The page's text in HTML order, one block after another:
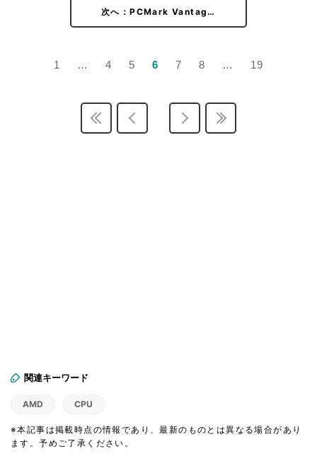
次へ：PCMark Vantag…
1 … 4 5 6 7 8 … 19
関連キーワード
AMD CPU
※本記事は掲載時点の情報であり、最新のものとは異なる場合があり
ます。予めご了承ください。